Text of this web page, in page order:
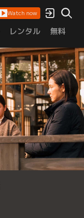
Watch now
レンタル 無料